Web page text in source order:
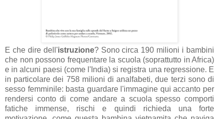
E che dire dell'istruzione? Sono circa 190 milioni i bambini
che non possono frequentare la scuola (soprattutto in Africa)
e in alcuni paesi (come l'India) si registra una regressione. E
in particolare dei 758 milioni di analfabeti, due terzi sono di
sesso femminile: basta guardare l'immagine qui accanto per
rendersi conto di come andare a scuola spesso comporti
fatiche immense, rischi e quindi richieda una forte